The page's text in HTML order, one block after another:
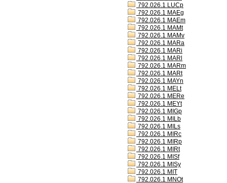
792.026.1 LUCp
792.026.1 MAEg
792.026.1 MAEm
792.026.1 MAMt
792.026.1 MAMv
792.026.1 MARa
792.026.1 MARi
792.026.1 MARl
792.026.1 MARm
792.026.1 MARt
792.026.1 MAYn
792.026.1 MELt
792.026.1 MERe
792.026.1 MEYt
792.026.1 MIGp
792.026.1 MILb
792.026.1 MILs
792.026.1 MIRc
792.026.1 MIRp
792.026.1 MIRt
792.026.1 MISf
792.026.1 MISy
792.026.1 MIT
792.026.1 MNOt